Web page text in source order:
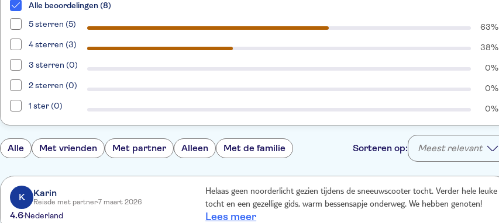
Alle beoordelingen (8)
5 sterren (5)
63%
4 sterren (3)
38%
3 sterren (0)
0%
2 sterren (0)
0%
1 ster (0)
0%
Alle Met vrienden Met partner Alleen Met de familie Sorteren op: Meest relevant
K Karin
Reisde met partner7 maart 2026
4.6Nederland
Helaas geen noorderlicht gezien tijdens de sneeuwscooter tocht. Verder hele leuke
tocht en een gezellige gids, warm bessensapje onderweg. We hebben genoten!
Lees meer